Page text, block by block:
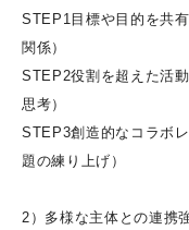
STEP1目標や目的を共
関係）
STEP2役割を超えた活
思考）
STEP3創造的なコラボ
題の練り上げ）
2）多様な主体との連携